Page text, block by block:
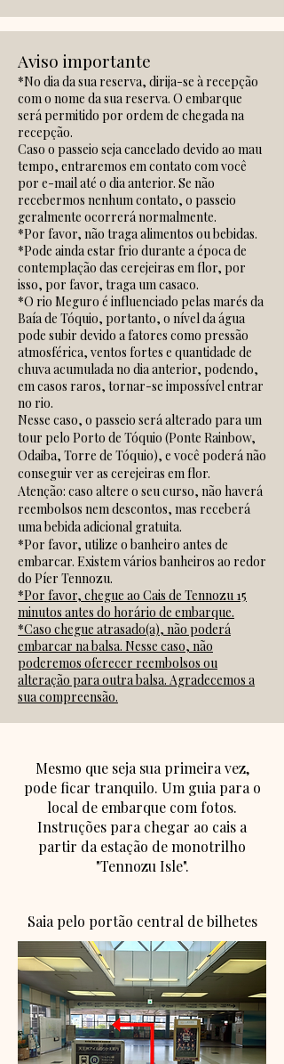
Aviso importante
*No dia da sua reserva, dirija-se à recepção
com o nome da sua reserva. O embarque
será permitido por ordem de chegada na
recepção.
Caso o passeio seja cancelado devido ao mau
tempo, entraremos em contato com você
por e-mail até o dia anterior. Se não
recebermos nenhum contato, o passeio
geralmente ocorrerá normalmente.
*Por favor, não traga alimentos ou bebidas.
*Pode ainda estar frio durante a época de
contemplação das cerejeiras em flor, por
isso, por favor, traga um casaco.
*O rio Meguro é influenciado pelas marés da
Baía de Tóquio, portanto, o nível da água
pode subir devido a fatores como pressão
atmosférica, ventos fortes e quantidade de
chuva acumulada no dia anterior, podendo,
em casos raros, tornar-se impossível entrar
no rio.
Nesse caso, o passeio será alterado para um
tour pelo Porto de Tóquio (Ponte Rainbow,
Odaiba, Torre de Tóquio), e você poderá não
conseguir ver as cerejeiras em flor.
Atenção: caso altere o seu curso, não haverá
reembolsos nem descontos, mas receberá
uma bebida adicional gratuita.
*Por favor, utilize o banheiro antes de
embarcar. Existem vários banheiros ao redor
do Píer Tennozu.
*Por favor, chegue ao Cais de Tennozu 15
minutos antes do horário de embarque.
*Caso chegue atrasado(a), não poderá
embarcar na balsa. Nesse caso, não
poderemos oferecer reembolsos ou
alteração para outra balsa. Agradecemos a
sua compreensão.
Mesmo que seja sua primeira vez,
pode ficar tranquilo. Um guia para o
local de embarque com fotos.
Instruções para chegar ao cais a
partir da estação de monotrilho
"Tennozu Isle".
Saia pelo portão central de bilhetes